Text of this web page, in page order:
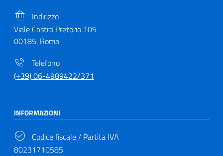
Indirizzo
Viale Castro Pretorio 105
00185, Roma
Telefono
(+39) 06-4989422/371
INFORMAZIONI
Codice fiscale / Partita IVA
80231710585